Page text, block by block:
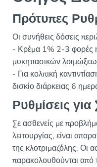
Πρότυπες
Οι συνήθεις δόσεις
- Κρέμα 1% 2-3 φορές
μυκητιασικών
- Για κολπική
δισκίο διάρκειας 6
Ρυθμίσεις
Σε ασθενείς με
λειτουργίας, είναι
της κλοτριμαζόλης. Οι
παρακολουθούνται από